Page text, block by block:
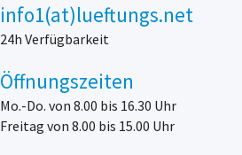
info1(at)lueftungs.net
24h Verfügbarkeit
Öffnungszeiten
Mo.-Do. von 8.00 bis 16.30 Uhr
Freitag von 8.00 bis 15.00 Uhr